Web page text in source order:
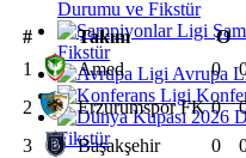
Durumu ve Fikstür
Fikstür
Avrupa
Fikstür
# Takım O
1
Amed 0
2
Erzurumspor FK 0
3
Başakşehir 0